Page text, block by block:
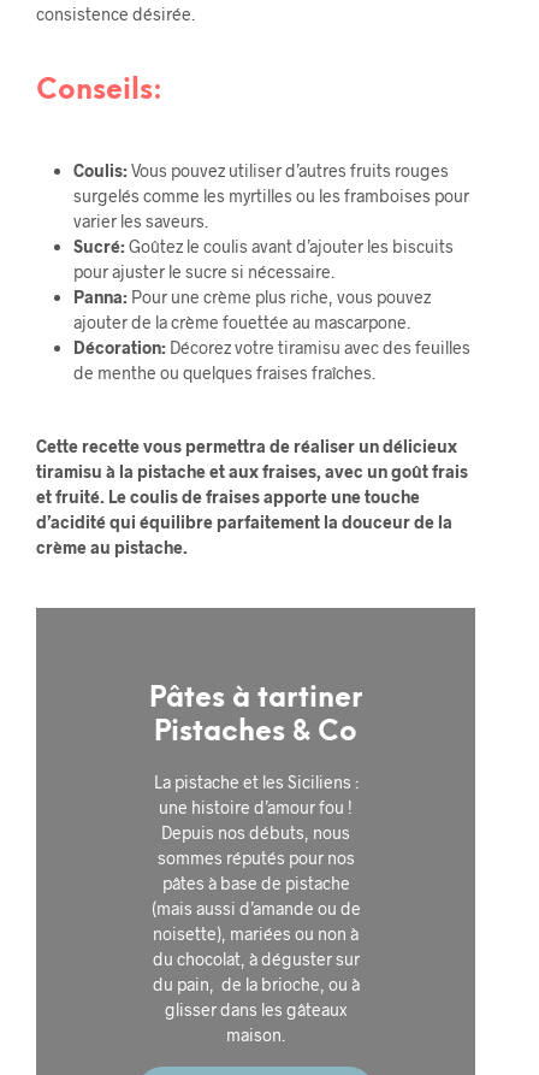
consistence désirée.
Conseils:
Coulis:Vous pouvez utiliser d’autres fruits rouges
surgelés comme les myrtilles ou les framboises pour
varier les saveurs.
Sucré:Goûtez le coulis avant d’ajouter les biscuits
pour ajuster le sucre si nécessaire.
Panna:Pour une crème plus riche, vous pouvez
ajouter de la crème fouettée au mascarpone.
Décoration:Décorez votre tiramisu avec des feuilles
de menthe ou quelques fraises fraîches.
Cette recette vous permettra de réaliser un délicieux
tiramisu à la pistache et aux fraises, avec un goût frais
et fruité. Le coulis de fraises apporte une touche
d’acidité qui équilibre parfaitement la douceur de la
crème au pistache.
Pâtes à tartiner
Pistaches & Co
La pistache et les Siciliens :
une histoire d’amour fou !
Depuis nos débuts, nous
sommes réputés pour nos
pâtes à base de pistache
(mais aussi d’amande ou de
noisette), mariées ou non à
du chocolat, à déguster sur
du pain, de la brioche, ou à
glisser dans les gâteaux
maison.